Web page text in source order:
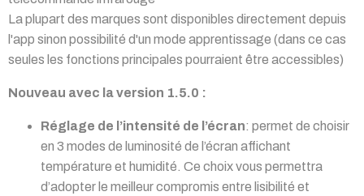
La plupart des marques sont disponibles directement depuis
l'app sinon possibilité d'un mode apprentissage (dans ce cas
seules les fonctions principales pourraient être accessibles)
Nouveau avec la version 1.5.0 :
Réglage de l’intensité de l’écran: permet de choisir
en 3 modes de luminosité de l’écran affichant
température et humidité. Ce choix vous permettra
d’adopter le meilleur compromis entre lisibilité et